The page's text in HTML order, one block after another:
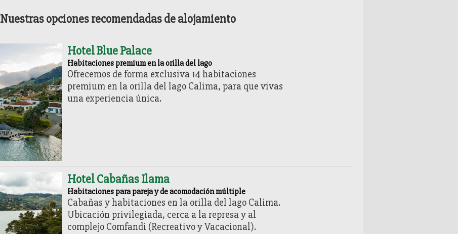
Nuestras opciones recomendadas de alojamiento
Hotel Blue Palace
Habitaciones premium en la orilla del lago
Ofrecemos de forma exclusiva 14 habitaciones
premium en la orilla del lago Calima, para que vivas
una experiencia única.
Hotel Cabañas Ilama
Habitaciones para pareja y de acomodación múltiple
Cabañas y habitaciones en la orilla del lago Calima.
Ubicación privilegiada, cerca a la represa y al
complejo Comfandi (Recreativo y Vacacional).